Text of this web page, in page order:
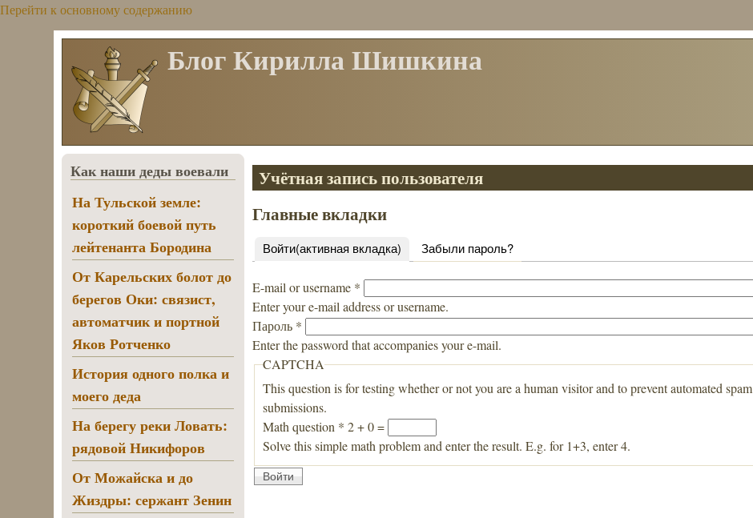
Перейти к основному содержанию
Блог Кирилла Шишкина
Учётная запись пользователя
Главные вкладки
Войти(активная вкладка) Забыли пароль?
E-mail or username *
Enter your e-mail address or username.
Пароль *
Enter the password that accompanies your e-mail.
CAPTCHA
This question is for testing whether or not you are a human visitor and to prevent automated spam
submissions.
Math question * 2 + 0 =
Solve this simple math problem and enter the result. E.g. for 1+3, enter 4.
Как наши деды воевали
На Тульской земле:
короткий боевой путь
лейтенанта Бородина
От Карельских болот до
берегов Оки: связист,
автоматчик и портной
Яков Ротченко
История одного полка и
моего деда
На берегу реки Ловать:
рядовой Никифоров
От Можайска и до
Жиздры: сержант Зенин